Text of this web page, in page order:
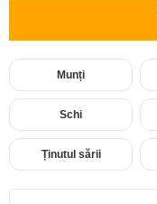
Munți
Schi
Ținutul sării